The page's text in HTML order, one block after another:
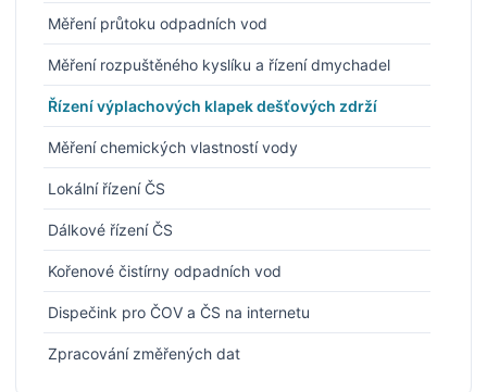
Měření průtoku odpadních vod
Měření rozpuštěného kyslíku a řízení dmychadel
Řízení výplachových klapek dešťových zdrží
Měření chemických vlastností vody
Lokální řízení ČS
Dálkové řízení ČS
Kořenové čistírny odpadních vod
Dispečink pro ČOV a ČS na internetu
Zpracování změřených dat